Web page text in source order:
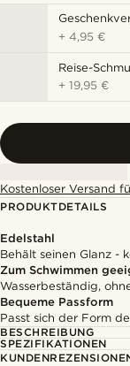
+4,95 €
Reise-
+19,95 €
Kostenloser Versand
PRODUKTDETAILS
Edelstahl
Behält seinen Glanz -
Zum Schwimmen
Wasserbeständig,
Bequeme Passform
Passt sich der Form
BESCHREIBUNG
SPEZIFIKATIONEN